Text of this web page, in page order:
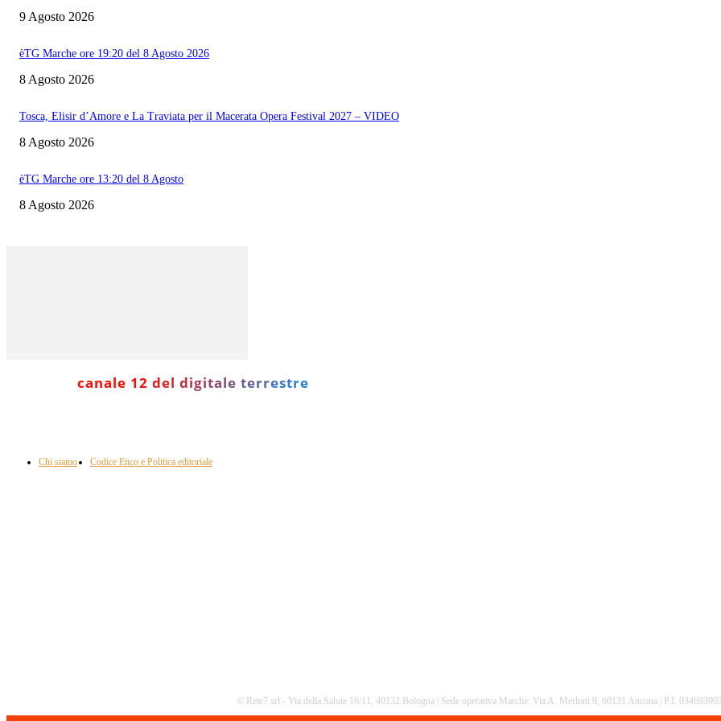
9 Agosto 2026
èTG Marche ore 19:20 del 8 Agosto 2026
8 Agosto 2026
Tosca, Elisir d’Amore e La Traviata per il Macerata Opera Festival 2027 – VIDEO
8 Agosto 2026
èTG Marche ore 13:20 del 8 Agosto
8 Agosto 2026
canale 12 del digitale terrestre
Chi siamo Codice Etico e Politica editoriale
© Rete7 srl - Via della Salute 16/11, 40132 Bologna | Sede operativa Marche: Via A. Merloni 9, 60131 Ancona | P.I.